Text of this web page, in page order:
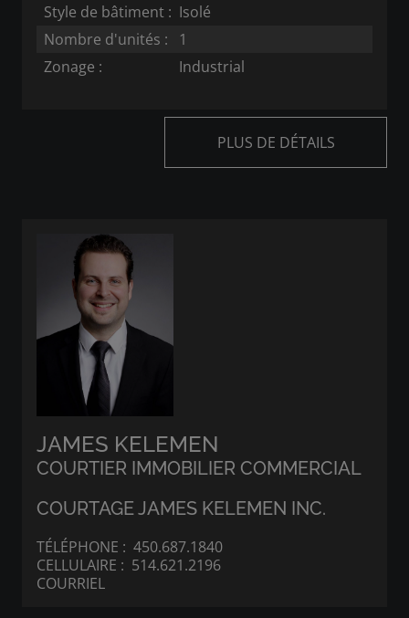
Style de bâtiment : Isolé
Nombre d'unités :
1
Zonage :
Industrial
PLUS DE DÉTAILS
JAMES KELEMEN
COURTIER IMMOBILIER COMMERCIAL
COURTAGE JAMES KELEMEN INC.
TÉLÉPHONE : 450.687.1840
CELLULAIRE : 514.621.2196
COURRIEL